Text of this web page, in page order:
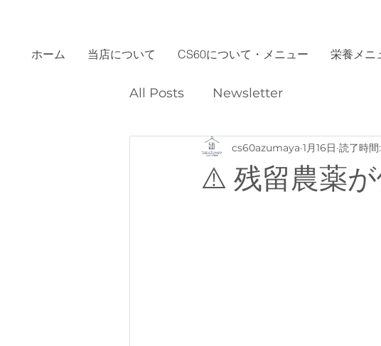
ホーム 当店について CS60について・メニュー 栄養メニ
All Posts Newsletter
⚠️ 残留農薬
cs60azumaya 1月16日 読了時間